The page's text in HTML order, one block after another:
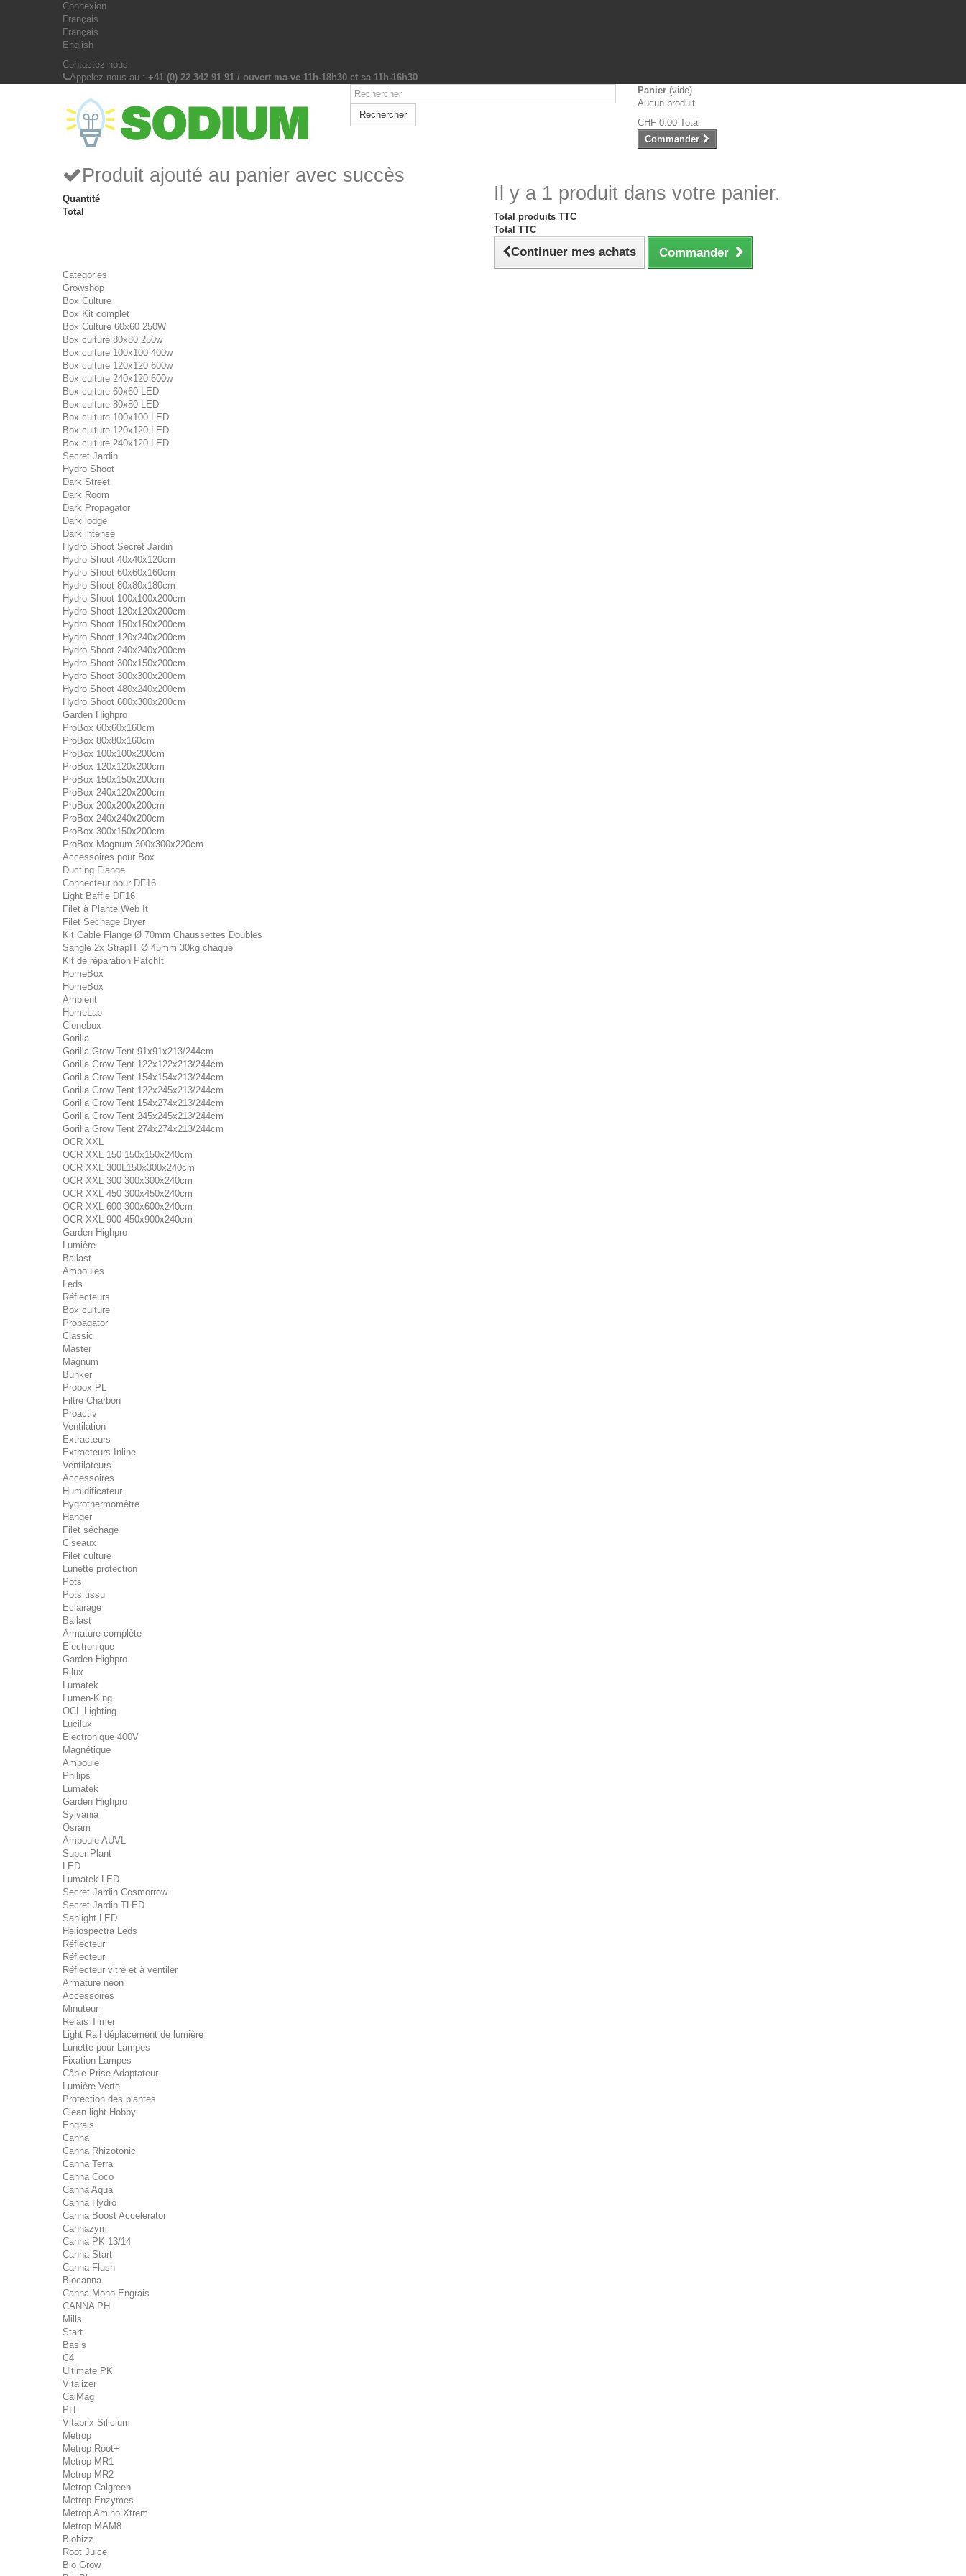
Connexion
Français
Français
English
Contactez-nous
Appelez-nous au : +41 (0) 22 342 91 91 / ouvert ma-ve 11h-18h30 et sa 11h-16h30
Rechercher
Panier (vide)
Aucun produit
CHF 0.00 Total
Commander
Produit ajouté au panier avec succès
Quantité
Total
Il y a 1 produit dans votre panier.
Total produits TTC
Total TTC
Continuer mes achats Commander
Catégories
Growshop
Box Culture
Box Kit complet
Box Culture 60x60 250W
Box culture 80x80 250w
Box culture 100x100 400w
Box culture 120x120 600w
Box culture 240x120 600w
Box culture 60x60 LED
Box culture 80x80 LED
Box culture 100x100 LED
Box culture 120x120 LED
Box culture 240x120 LED
Secret Jardin
Hydro Shoot
Dark Street
Dark Room
Dark Propagator
Dark lodge
Dark intense
Hydro Shoot Secret Jardin
Hydro Shoot 40x40x120cm
Hydro Shoot 60x60x160cm
Hydro Shoot 80x80x180cm
Hydro Shoot 100x100x200cm
Hydro Shoot 120x120x200cm
Hydro Shoot 150x150x200cm
Hydro Shoot 120x240x200cm
Hydro Shoot 240x240x200cm
Hydro Shoot 300x150x200cm
Hydro Shoot 300x300x200cm
Hydro Shoot 480x240x200cm
Hydro Shoot 600x300x200cm
Garden Highpro
ProBox 60x60x160cm
ProBox 80x80x160cm
ProBox 100x100x200cm
ProBox 120x120x200cm
ProBox 150x150x200cm
ProBox 240x120x200cm
ProBox 200x200x200cm
ProBox 240x240x200cm
ProBox 300x150x200cm
ProBox Magnum 300x300x220cm
Accessoires pour Box
Ducting Flange
Connecteur pour DF16
Light Baffle DF16
Filet à Plante Web It
Filet Séchage Dryer
Kit Cable Flange Ø 70mm Chaussettes Doubles
Sangle 2x StrapIT Ø 45mm 30kg chaque
Kit de réparation PatchIt
HomeBox
HomeBox
Ambient
HomeLab
Clonebox
Gorilla
Gorilla Grow Tent 91x91x213/244cm
Gorilla Grow Tent 122x122x213/244cm
Gorilla Grow Tent 154x154x213/244cm
Gorilla Grow Tent 122x245x213/244cm
Gorilla Grow Tent 154x274x213/244cm
Gorilla Grow Tent 245x245x213/244cm
Gorilla Grow Tent 274x274x213/244cm
OCR XXL
OCR XXL 150 150x150x240cm
OCR XXL 300L150x300x240cm
OCR XXL 300 300x300x240cm
OCR XXL 450 300x450x240cm
OCR XXL 600 300x600x240cm
OCR XXL 900 450x900x240cm
Garden Highpro
Lumière
Ballast
Ampoules
Leds
Réflecteurs
Box culture
Propagator
Classic
Master
Magnum
Bunker
Probox PL
Filtre Charbon
Proactiv
Ventilation
Extracteurs
Extracteurs Inline
Ventilateurs
Accessoires
Humidificateur
Hygrothermomètre
Hanger
Filet séchage
Ciseaux
Filet culture
Lunette protection
Pots
Pots tissu
Eclairage
Ballast
Armature complète
Electronique
Garden Highpro
Rilux
Lumatek
Lumen-King
OCL Lighting
Lucilux
Electronique 400V
Magnétique
Ampoule
Philips
Lumatek
Garden Highpro
Sylvania
Osram
Ampoule AUVL
Super Plant
LED
Lumatek LED
Secret Jardin Cosmorrow
Secret Jardin TLED
Sanlight LED
Heliospectra Leds
Réflecteur
Réflecteur
Réflecteur vitré et à ventiler
Armature néon
Accessoires
Minuteur
Relais Timer
Light Rail déplacement de lumière
Lunette pour Lampes
Fixation Lampes
Câble Prise Adaptateur
Lumière Verte
Protection des plantes
Clean light Hobby
Engrais
Canna
Canna Rhizotonic
Canna Terra
Canna Coco
Canna Aqua
Canna Hydro
Canna Boost Accelerator
Cannazym
Canna PK 13/14
Canna Start
Canna Flush
Biocanna
Canna Mono-Engrais
CANNA PH
Mills
Start
Basis
C4
Ultimate PK
Vitalizer
CalMag
PH
Vitabrix Silicium
Metrop
Metrop Root+
Metrop MR1
Metrop MR2
Metrop Calgreen
Metrop Enzymes
Metrop Amino Xtrem
Metrop MAM8
Biobizz
Root Juice
Bio Grow